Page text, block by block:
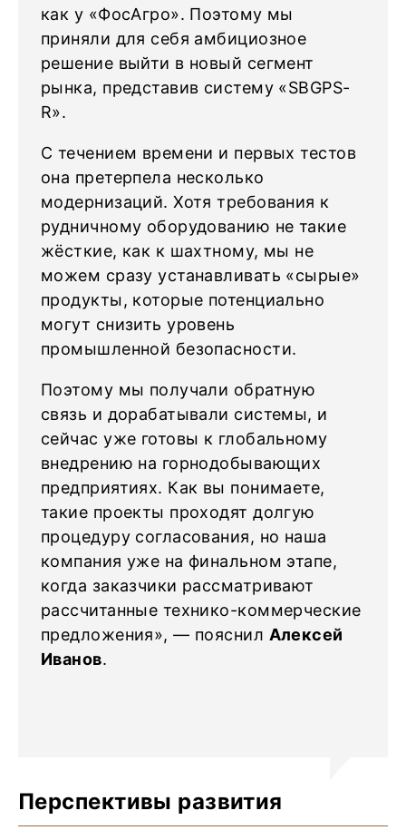
как у «ФосАгро». Поэтому мы
приняли для себя амбициозное
решение выйти в новый сегмент
рынка, представив систему «SBGPS-
R».
С течением времени и первых тестов
она претерпела несколько
модернизаций. Хотя требования к
рудничному оборудованию не такие
жёсткие, как к шахтному, мы не
можем сразу устанавливать «сырые»
продукты, которые потенциально
могут снизить уровень
промышленной безопасности.
Поэтому мы получали обратную
связь и дорабатывали системы, и
сейчас уже готовы к глобальному
внедрению на горнодобывающих
предприятиях. Как вы понимаете,
такие проекты проходят долгую
процедуру согласования, но наша
компания уже на финальном этапе,
когда заказчики рассматривают
рассчитанные технико-коммерческие
предложения», — пояснил Алексей
Иванов.
Перспективы развития